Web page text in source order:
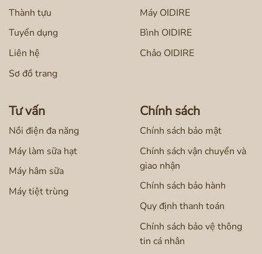
Thành tựu
Tuyển dụng
Liên hệ
Sơ đồ trang
Máy OIDIRE
Bình OIDIRE
Chảo OIDIRE
Tư vấn
Nồi điện đa năng
Máy làm sữa hạt
Máy hâm sữa
Máy tiệt trùng
Chính sách
Chính sách bảo mật
Chính sách vận chuyển và
giao nhận
Chính sách bảo hành
Quy định thanh toán
Chính sách bảo vệ thông
tin cá nhân